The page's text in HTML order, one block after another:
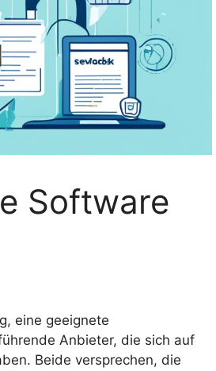
Software
eine geeignete
Anbieter, die sich auf
Beide versprechen, die